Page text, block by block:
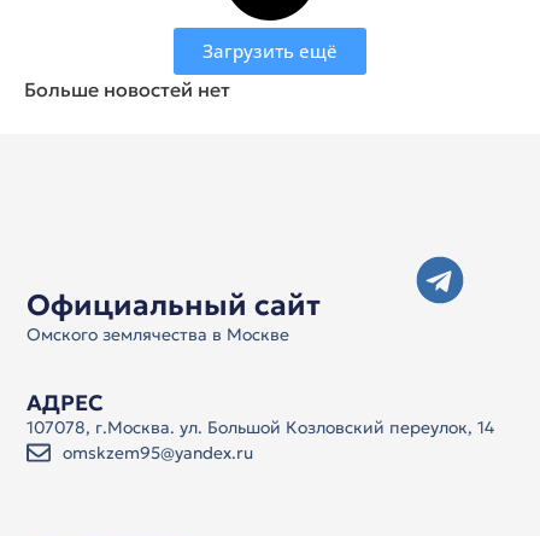
Загрузить ещё
Больше новостей нет
Официальный сайт
Омского землячества в Москве
АДРЕС
107078, г.Москва. ул. Большой Козловский переулок, 14
omskzem95@yandex.ru